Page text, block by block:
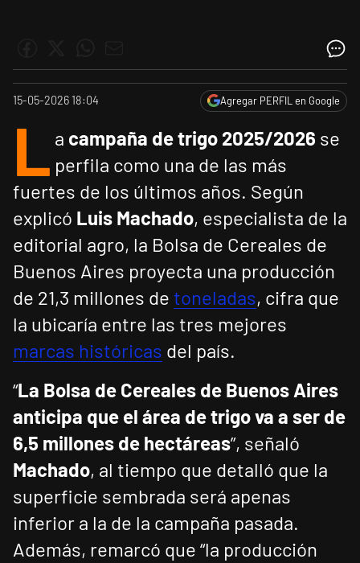
15-05-2026 18:04 Agregar PERFIL en Google
L a campaña de trigo 2025/2026 se
perfila como una de las más
fuertes de los últimos años. Según
explicó Luis Machado, especialista de la
editorial agro, la Bolsa de Cereales de
Buenos Aires proyecta una producción
de 21,3 millones de toneladas, cifra que
la ubicaría entre las tres mejores
marcas históricas del país.
“La Bolsa de Cereales de Buenos Aires
anticipa que el área de trigo va a ser de
6,5 millones de hectáreas”, señaló
Machado, al tiempo que detalló que la
superficie sembrada será apenas
inferior a la de la campaña pasada.
Además, remarcó que “la producción